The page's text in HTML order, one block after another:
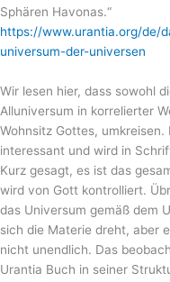
Sphären Havonas.“
https://www.urantia.org/de/
universum-der-universen
Wir lesen hier, dass sowohl
Alluniversum in korrelierter
Wohnsitz Gottes,
interessant und wird in
Kurz gesagt, es ist das
wird von Gott kontrolliert.
das Universum gemäß dem
sich die Materie dreht, aber
nicht unendlich. Das
Urantia Buch in seiner